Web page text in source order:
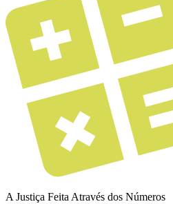
A Justiça Feita Através dos Números